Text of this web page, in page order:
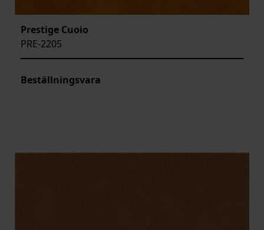
Prestige Cuoio
PRE-2205
Beställningsvara